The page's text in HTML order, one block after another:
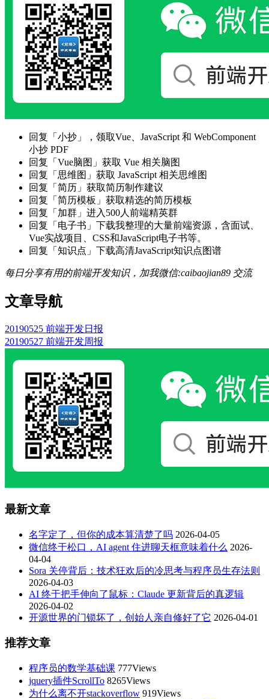
回复「小抄」，领取Vue、JavaScript 和 WebComponent
小抄 PDF
回复「Vue脑图」获取 Vue 相关脑图
回复「思维图」获取 JavaScript 相关思维图
回复「简历」获取简历制作建议
回复「简历模板」获取精选的简历模板
回复「加群」进入500人前端精英群
回复「电子书」下载我整理的大量前端资源，含面试、
Vue实战项目、CSS和JavaScript电子书等。
回复「知识点」下载高清JavaScript知识点图谱
每日分享有用的前端开发知识，加我微信:caibaojian89 交流
文章导航
20190525 前端开发日报
20190527 前端开发周报
最新文章
名字定了，但你的成本算清楚了吗 2026-04-05
微信终于松口，AI agent 住进聊天框意味着什么 2026-
04-04
Sora 关停背后：技术狂欢后的冷思考与程序员生存法则
2026-04-03
AI 终于把手伸向了鼠标：Claude 更新背后的真逻辑
2026-04-02
开源世界的门锁坏了，创始人亲自修好了它 2026-04-01
推荐文章
程序员的数学基础课 777Views
jquery插件ScrollTo 8265Views
为什么离不开stackoverflow 919Views